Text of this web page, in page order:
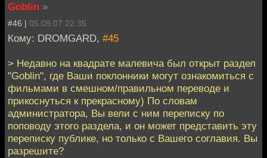
Goblin »
#46 | 05.09.07 22:35
Кому: DROMGARD, #45
> Недавно на квадрате малевича был открыт раздел
"Goblin", где Ваши поклонники могут ознакомиться с
фильмами в смешном/правильном переводе и
прикоснуться к прекрасному) По словам
администратора, Вы вели с ним переписку по
поповоду этого раздела, и он может представить эту
переписку публике, но только с Вашего соглавия. Вы
разрешите?